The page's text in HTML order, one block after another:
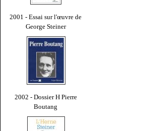
2001 - Essai sur l'œuvre de
George Steiner
2002 - Dossier H Pierre
Boutang